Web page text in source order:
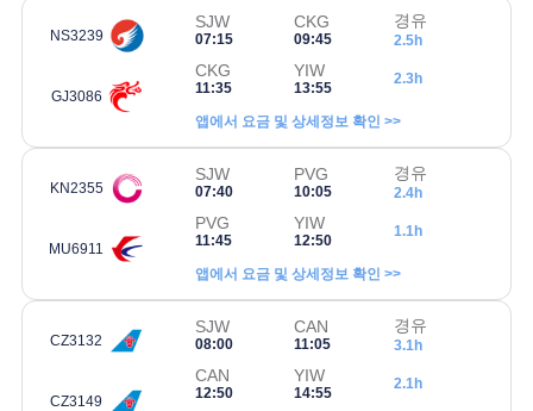
NS3239
SJW
07:15
CKG
09:45
경유
2.5h
GJ3086
CKG
11:35
YIW
13:55
2.3h
앱에서 요금 및 상세정보 확인 >>
KN2355
SJW
07:40
PVG
10:05
경유
2.4h
MU6911
PVG
11:45
YIW
12:50
1.1h
앱에서 요금 및 상세정보 확인 >>
CZ3132
SJW
08:00
CAN
11:05
경유
3.1h
CZ3149
CAN
12:50
YIW
14:55
2.1h